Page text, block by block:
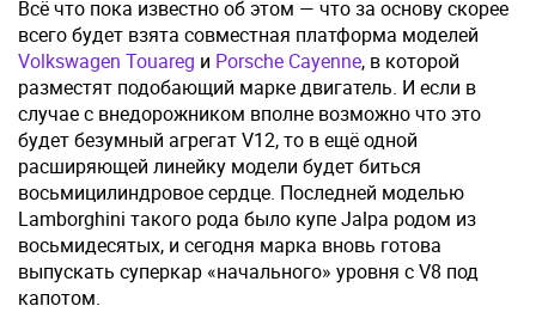
Всё что пока известно об этом — что за основу скорее
всего будет взята совместная платформа моделей
Volkswagen Touareg и Porsche Cayenne, в которой
разместят подобающий марке двигатель. И если в
случае с внедорожником вполне возможно что это
будет безумный агрегат V12, то в ещё одной
расширяющей линейку модели будет биться
восьмицилиндровое сердце. Последней моделью
Lamborghini такого рода было купе Jalpa родом из
восьмидесятых, и сегодня марка вновь готова
выпускать суперкар «начального» уровня с V8 под
капотом.